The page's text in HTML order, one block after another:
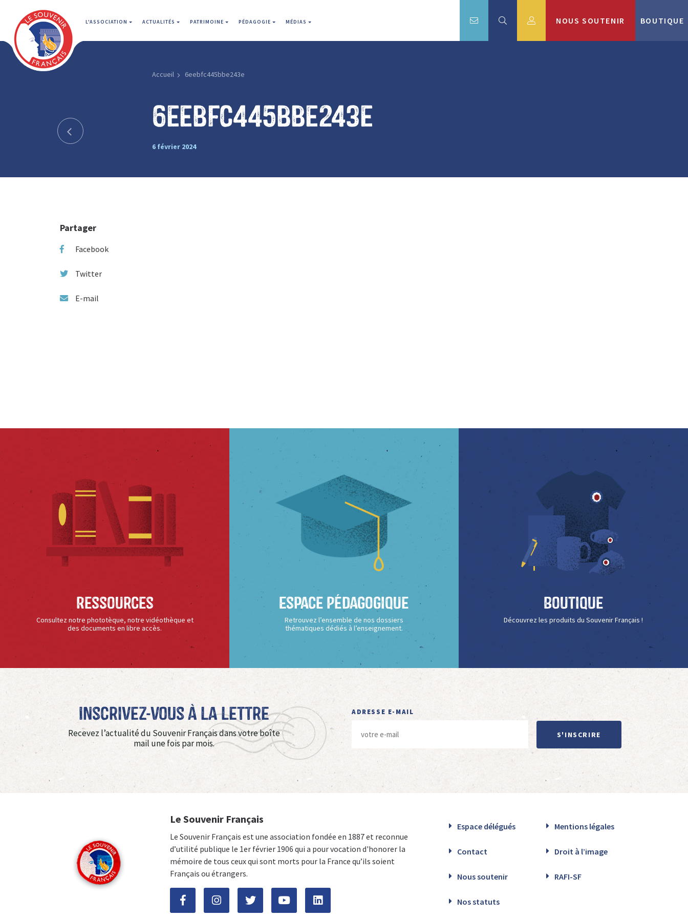
L'ASSOCIATION ACTUALITÉS PATRIMOINE PÉDAGOGIE MÉDIAS NOUS SOUTENIR BOUTIQUE
Accueil 6eebfc445bbe243e
6eebfc445bbe243e
6 février 2024
Partager
Facebook
Twitter
E-mail
Ressources
Consultez notre phototèque, notre vidéothèque et
des documents en libre accès.
Espace Pédagogique
Retrouvez l’ensemble de nos dossiers
thématiques dédiés à l’enseignement.
Boutique
Découvrez les produits du Souvenir Français !
Inscrivez-vous à La Lettre
Recevez l’actualité du Souvenir Français dans votre boîte
mail une fois par mois.
ADRESSE E-MAIL
S'INSCRIRE
Le Souvenir Français
Le Souvenir Français est une association fondée en 1887 et reconnue
d’utilité publique le 1er février 1906 qui a pour vocation d'honorer la
mémoire de tous ceux qui sont morts pour la France qu’ils soient
Français ou étrangers.
Espace délégués Mentions légales
Contact Droit à l’image
Nous soutenir RAFI-SF
Nos statuts